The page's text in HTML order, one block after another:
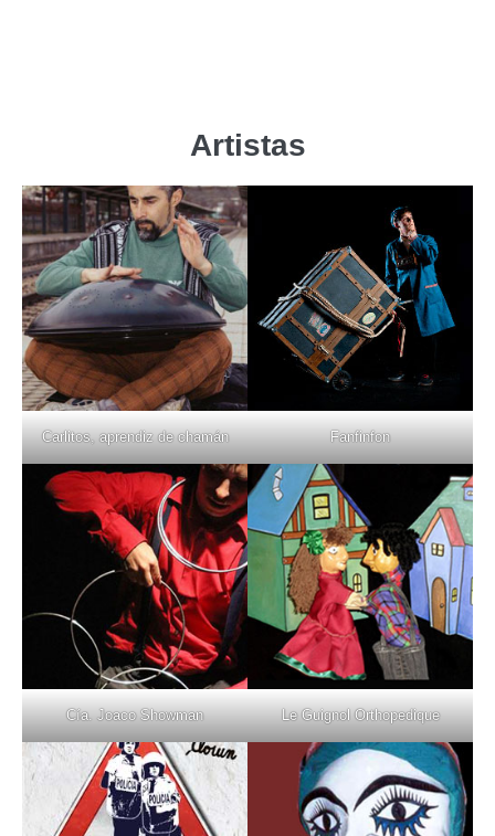
Artistas
Carlitos, aprendiz de chamán Fanfinfon
Cía. Joaco Showman Le Guignol Orthopedique